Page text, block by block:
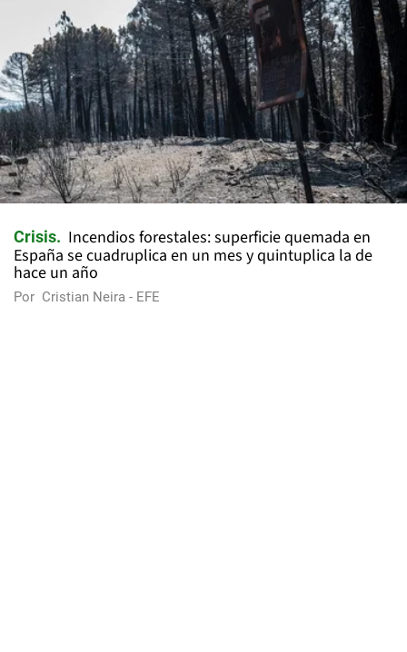
Crisis
Incendios forestales: superficie quemada en
España se cuadruplica en un mes y quintuplica la de
hace un año
Por Cristian Neira - EFE